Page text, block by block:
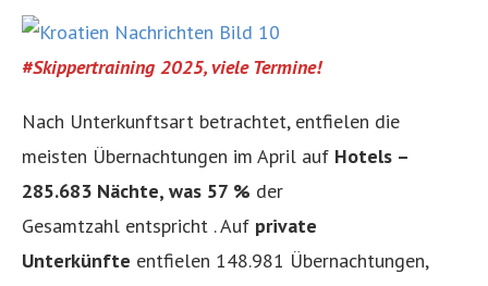
#Skippertraining 2025, viele Termine!
Nach Unterkunftsart betrachtet, entfielen die
meisten Übernachtungen im April auf Hotels –
285.683 Nächte, was 57 % der
Gesamtzahl entspricht . Auf private
Unterkünfte entfielen 148.981 Übernachtungen,